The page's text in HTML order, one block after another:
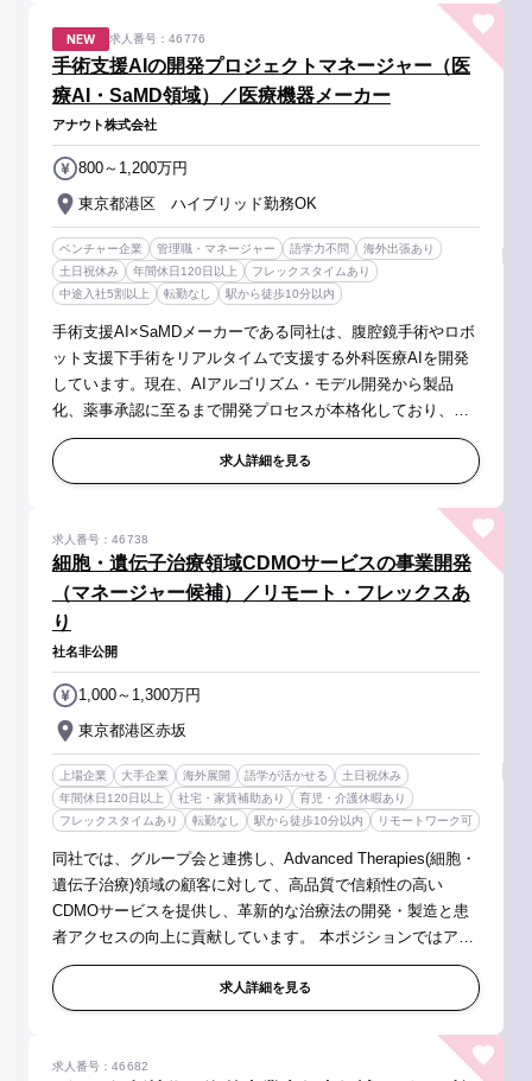
NEW
手術支援AIの開発プロジェクトマネージャー（医
療AI・SaMD領域）／医療機器メーカー
求人番号：46776
アナウト株式会社
東京都港区 ハイブリッド勤務OK
800～1,200万円
ベンチャー企業 管理職・マネージャー 語学力不問
海外出張あり
土日祝休み
年間休日120日以上
フレックスタイムあり
中途入社5割以上
転勤なし 駅から徒歩10分以内
手術支援AI×SaMDメーカーである同社は、腹腔鏡手術やロボ
ット支援下手術をリアルタイムで支援する外科医療AIを開発
しています。現在、AIアルゴリズム・モデル開発から製品
化、薬事承認に至るまで開発プロセスが本格化しており、事
業成長に伴い開発体制の強化を進めています。 本ポジション
では、エンジニアチームを中...求人詳細を見る
細胞・遺伝子治療領域CDMOサービスの事業開発
（マネージャー候補）／リモート・フレックスあ
り
求人番号：46738
社名非公開
東京都港区赤坂
1,000～1,300万円
上場企業 大手企業 海外展開 語学が活かせる
土日祝休み
年間休日120日以上
社宅・家賃補助あり
育児・介護休暇あり
フレックスタイムあり
転勤なし 駅から徒歩10分以内 リモートワーク可
同社では、グループ会と連携し、Advanced Therapies(細胞・
遺伝子治療)領域の顧客に対して、高品質で信頼性の高い
CDMOサービスを提供し、革新的な治療法の開発・製造と患
者アクセスの向上に貢献しています。 本ポジションではアジ
ア・パシフィック（APAC）地域、特に日本における主要顧客
との戦略的な関係構築、既存...求人詳細を見る
求人番号：46682